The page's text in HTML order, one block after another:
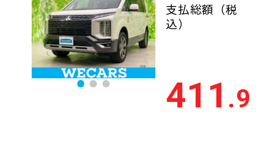
支払総額 （税
込）
411 .9